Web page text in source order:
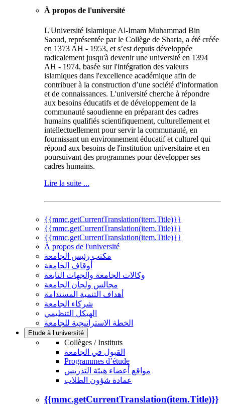
À propos de l'université
L'Université Islamique Al-Imam Muhammad Bin
Saoud, représentée par le Collège de Sharia, a été créée
en 1373 AH - 1953, et s’est depuis développée
radicalement jusqu'à devenir une université en 1394
AH - 1974, basée sur l'intégration des valeurs
islamiques dans l'excellence académique afin de
contribuer à la construction d’une société d'information
et de connaissances. L'université cherche à répondre
aux besoins éducatifs et de développement de la
communauté saoudienne en préparant des cadres
humains qualifiés scientifiquement, culturellement et
intellectuellement pour servir la communauté, en
fournissant un environnement éducatif et culturel qui
répond aux besoins de l'institution universitaire et en
poursuivant des programmes pour développer ses
cadres humains.
Lire la suite ...
{{mmc.getCurrentTranslation(item.Title)}}
{{mmc.getCurrentTranslation(item.Title)}}
{{mmc.getCurrentTranslation(item.Title)}}
À propos de l'université
مكتب رئيس الجامعة
أوقاف الجامعة
وكالات الجامعة والجهات التابعة
مجالس ولجان الجامعة
أهداف التنمية المستدامة
شركاء الجامعة
الهيكل التنظيمي
الخطة الاستراتيجية للجامعة
Etude à l’université
Collèges / Instituts
القبول في الجامعة
Programmes d’étude
مواقع أعضاء هيئة التدريس
عمادة شؤون الطلاب
{{mmc.getCurrentTranslation(item.Title)}}